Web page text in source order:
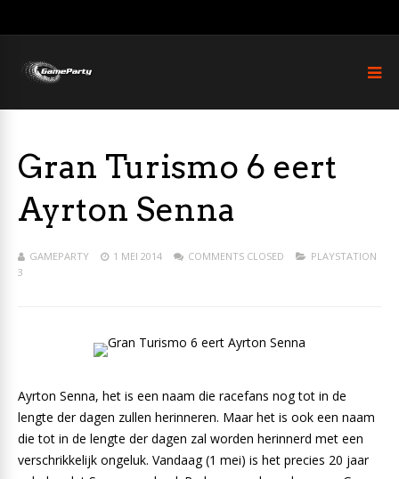
Gran Turismo 6 eert
Ayrton Senna
GAMEPARTY 1 MEI 2014 COMMENTS CLOSED
PLAYSTATION
3
Ayrton Senna, het is een naam die racefans nog tot in de
lengte der dagen zullen herinneren. Maar het is ook een naam
die tot in de lengte der dagen zal worden herinnerd met een
verschrikkelijk ongeluk. Vandaag (1 mei) is het precies 20 jaar